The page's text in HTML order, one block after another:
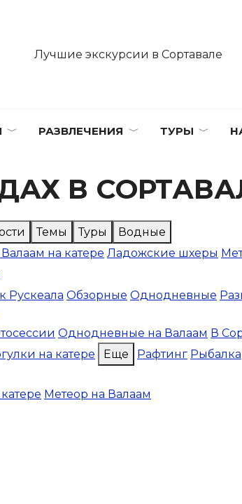
Лучшие экскурсии в Сортавале
РАЗВЛЕЧЕНИЯ ТУРЫ
В
Темы Туры
Водные
на катере Ладожские шхеры
Рускеала Обзорные Однодневные
Однодневные на Валаам В
на катере Еще Рафтинг Рыбалка
Метеор на Валаам